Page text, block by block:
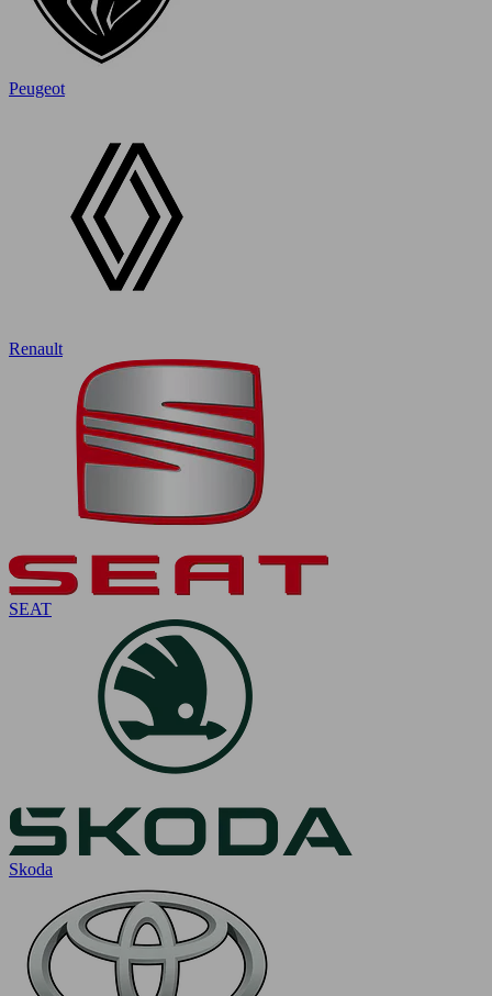
Peugeot
Renault
SEAT
Skoda